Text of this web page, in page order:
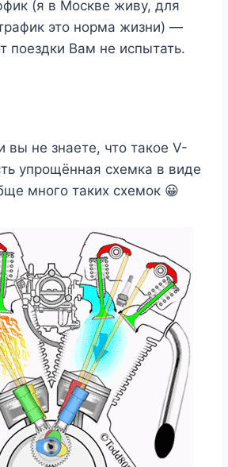
(я в Москве живу, для
это норма жизни) —
поездки Вам не испытать.
вы не знаете, что такое V-
упрощённая схемка в виде
много таких схемок 😀